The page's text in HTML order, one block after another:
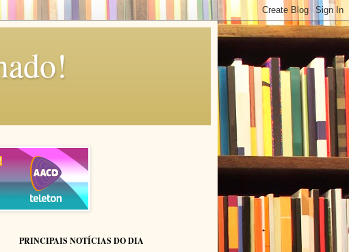
PRINCIPAIS NOTÍCIAS DO DIA